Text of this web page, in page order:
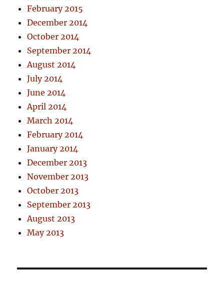
February 2015
December 2014
October 2014
September 2014
August 2014
July 2014
June 2014
April 2014
March 2014
February 2014
January 2014
December 2013
November 2013
October 2013
September 2013
August 2013
May 2013